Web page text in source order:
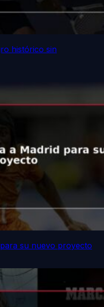
histórico sin
su nuevo proyecto